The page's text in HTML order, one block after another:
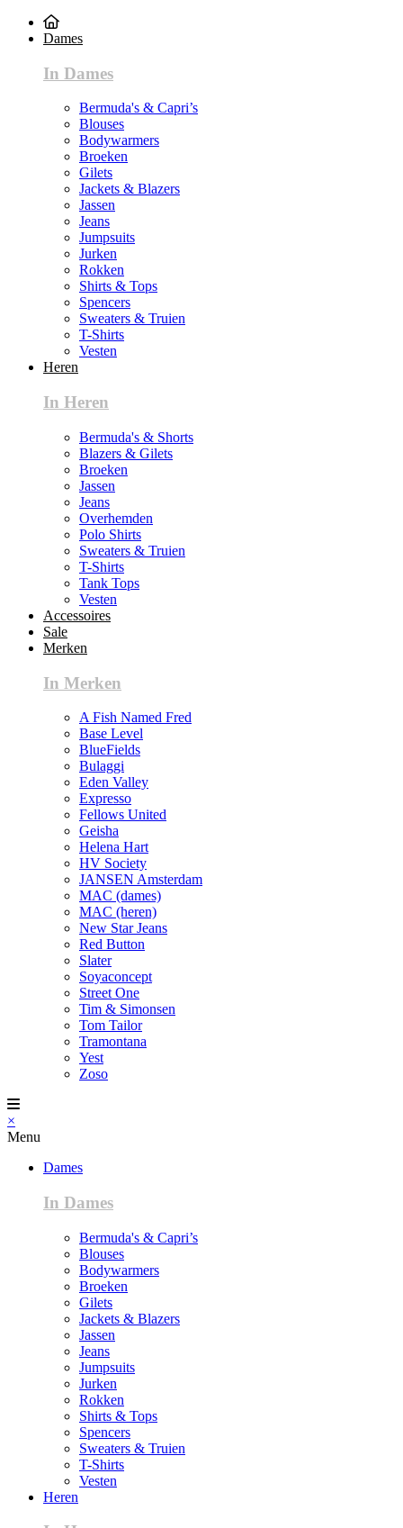
Dames
In Dames
Bermuda's & Capri’s
Blouses
Bodywarmers
Broeken
Gilets
Jackets & Blazers
Jassen
Jeans
Jumpsuits
Jurken
Rokken
Shirts & Tops
Spencers
Sweaters & Truien
T-Shirts
Vesten
Heren
In Heren
Bermuda's & Shorts
Blazers & Gilets
Broeken
Jassen
Jeans
Overhemden
Polo Shirts
Sweaters & Truien
T-Shirts
Tank Tops
Vesten
Accessoires
Sale
Merken
In Merken
A Fish Named Fred
Base Level
BlueFields
Bulaggi
Eden Valley
Expresso
Fellows United
Geisha
Helena Hart
HV Society
JANSEN Amsterdam
MAC (dames)
MAC (heren)
New Star Jeans
Red Button
Slater
Soyaconcept
Street One
Tim & Simonsen
Tom Tailor
Tramontana
Yest
Zoso
×
Menu
Dames
In Dames
Bermuda's & Capri’s
Blouses
Bodywarmers
Broeken
Gilets
Jackets & Blazers
Jassen
Jeans
Jumpsuits
Jurken
Rokken
Shirts & Tops
Spencers
Sweaters & Truien
T-Shirts
Vesten
Heren